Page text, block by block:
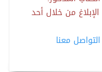
من خلال أحد
التواصل معنا